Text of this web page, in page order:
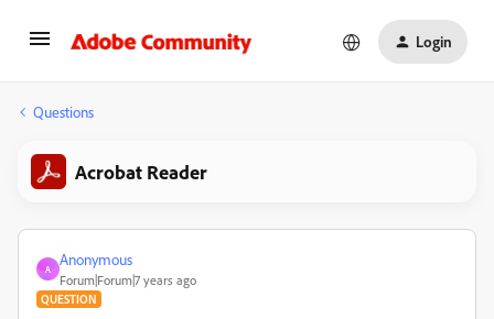
Login
Questions
Acrobat Reader
A
Anonymous
Forum|Forum|7 years ago
QUESTION